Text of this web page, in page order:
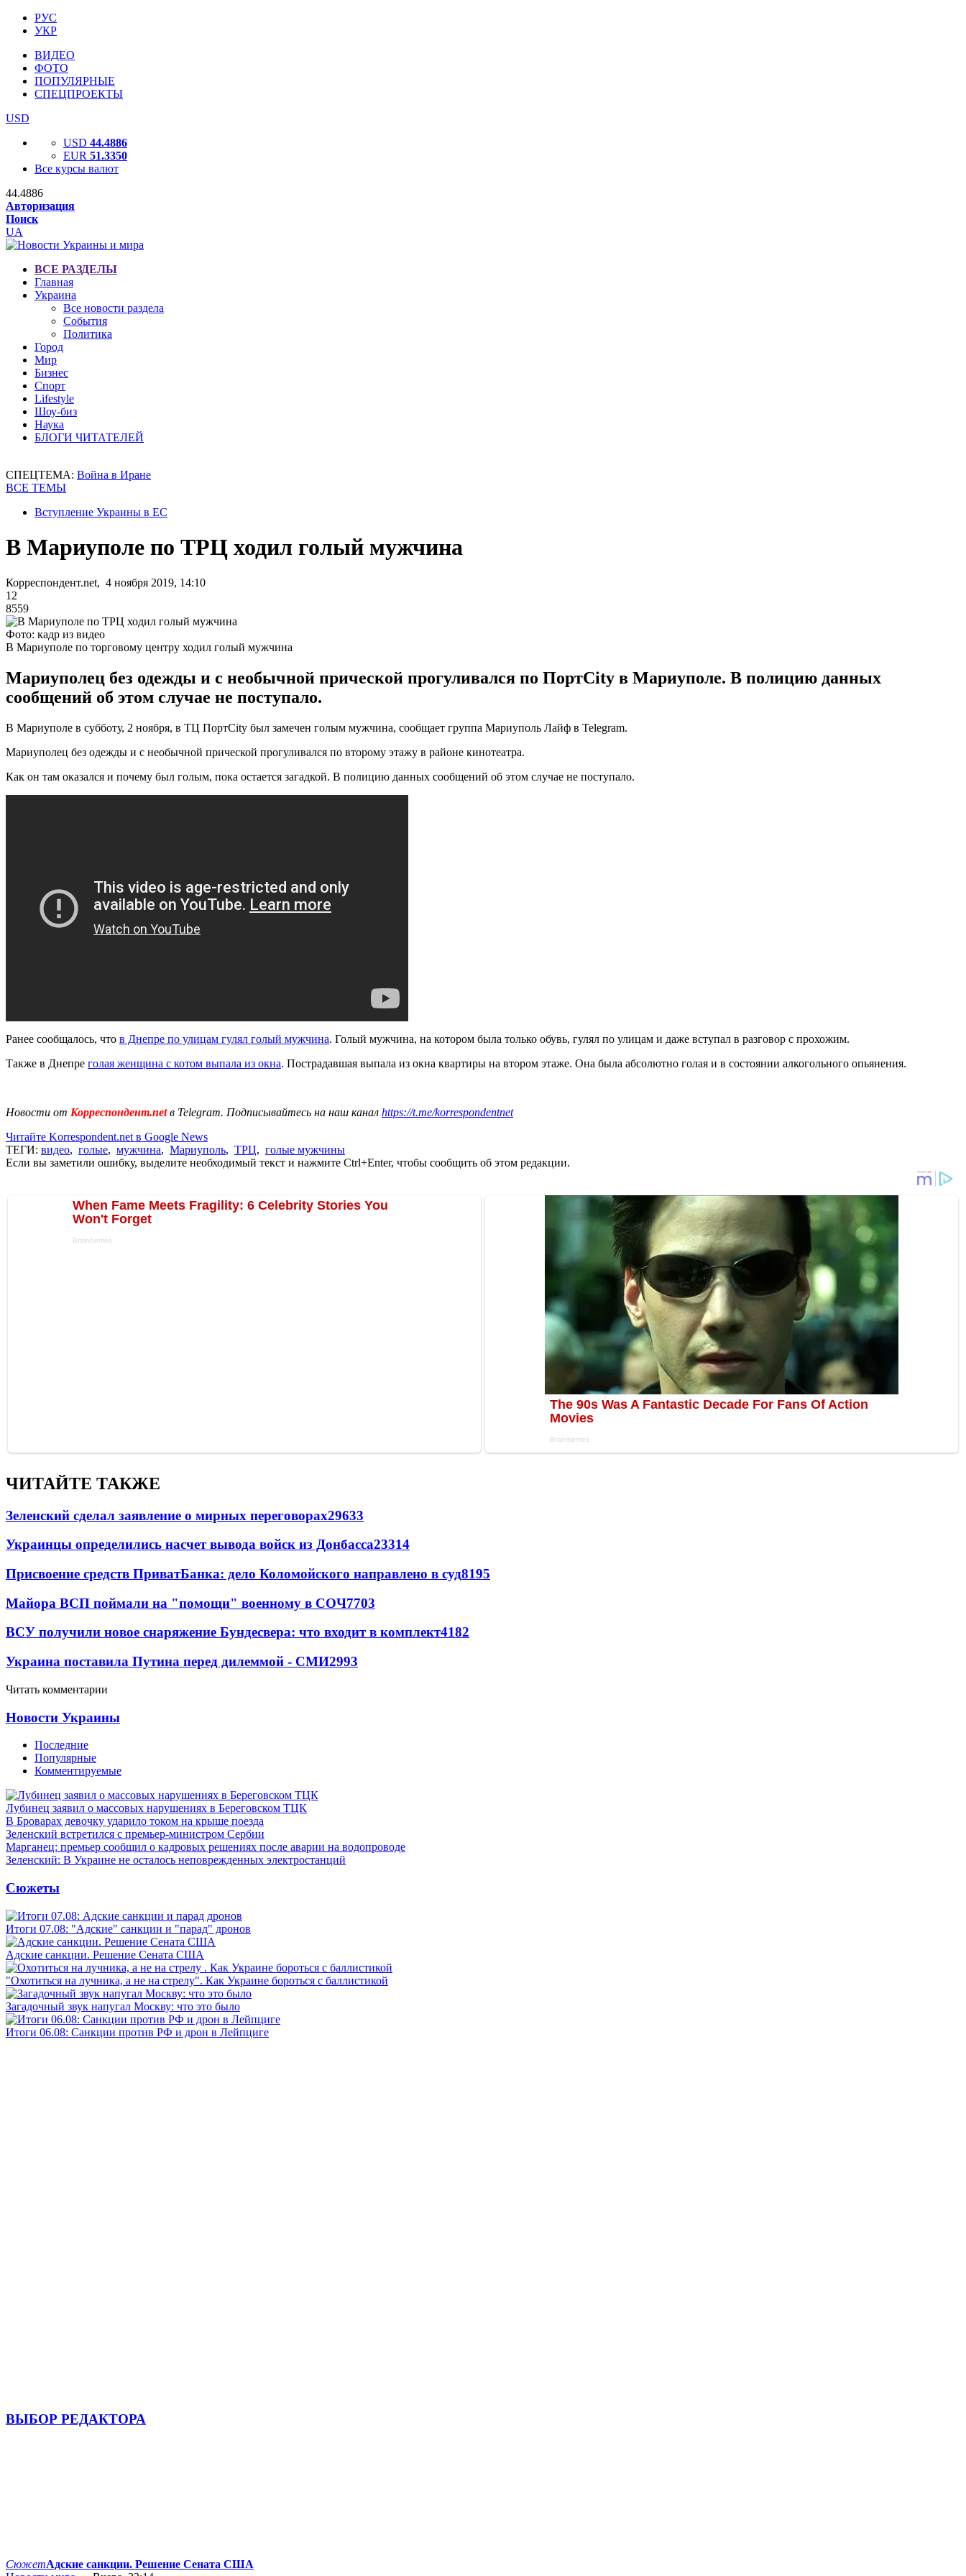
РУС
УКР
ВИДЕО
ФОТО
ПОПУЛЯРНЫЕ
СПЕЦПРОЕКТЫ
USD
USD 44.4886
EUR 51.3350
Все курсы валют
44.4886
Авторизация
Поиск
UA
ВСЕ РАЗДЕЛЫ
Главная
Украина
Все новости раздела
События
Политика
Город
Мир
Бизнес
Спорт
Lifestyle
Шоу-биз
Наука
БЛОГИ ЧИТАТЕЛЕЙ
СПЕЦТЕМА: Война в Иране
ВСЕ ТЕМЫ
Вступление Украины в ЕС
В Мариуполе по ТРЦ ходил голый мужчина
Корреспондент.net, 4 ноября 2019, 14:10
12
8559
Фото: кадр из видео
В Мариуполе по торговому центру ходил голый мужчина
Мариуполец без одежды и с необычной прической прогуливался по ПортCity в Мариуполе. В полицию данных
сообщений об этом случае не поступало.
В Мариуполе в субботу, 2 ноября, в ТЦ ПортCity был замечен голым мужчина, сообщает группа Мариуполь Лайф в Telegram.
Мариуполец без одежды и с необычной прической прогуливался по второму этажу в районе кинотеатра.
Как он там оказался и почему был голым, пока остается загадкой. В полицию данных сообщений об этом случае не поступало.
Ранее сообщалось, что в Днепре по улицам гулял голый мужчина. Голый мужчина, на котором была только обувь, гулял по улицам и даже вступал в разговор с прохожим.
Также в Днепре голая женщина с котом выпала из окна. Пострадавшая выпала из окна квартиры на втором этаже. Она была абсолютно голая и в состоянии алкогольного опьянения.
Новости от Корреспондент.netв Telegram. Подписывайтесь на наш канал https://t.me/korrespondentnet
Читайте Korrespondent.net в Google News
ТЕГИ: видео, голые, мужчина, Мариуполь, ТРЦ, голые мужчины
Если вы заметили ошибку, выделите необходимый текст и нажмите Ctrl+Enter, чтобы сообщить об этом редакции.
ЧИТАЙТЕ ТАКЖЕ
Зеленский сделал заявление о мирных переговорах29633
Украинцы определились насчет вывода войск из Донбасса23314
Присвоение средств ПриватБанка: дело Коломойского направлено в суд8195
Майора ВСП поймали на "помощи" военному в СОЧ7703
ВСУ получили новое снаряжение Бундесвера: что входит в комплект4182
Украина поставила Путина перед дилеммой - СМИ2993
Читать комментарии
Новости Украины
Последние
Популярные
Комментируемые
Лубинец заявил о массовых нарушениях в Береговском ТЦК
В Броварах девочку ударило током на крыше поезда
Зеленский встретился с премьер-министром Сербии
Марганец: премьер сообщил о кадровых решениях после аварии на водопроводе
Зеленский: В Украине не осталось неповрежденных электростанций
Сюжеты
Итоги 07.08: "Адские" санкции и "парад" дронов
Адские санкции. Решение Сената США
"Охотиться на лучника, а не на стрелу". Как Украине бороться с баллистикой
Загадочный звук напугал Москву: что это было
Итоги 06.08: Санкции против РФ и дрон в Лейпциге
ВЫБОР РЕДАКТОРА
СюжетАдские санкции. Решение Сената США